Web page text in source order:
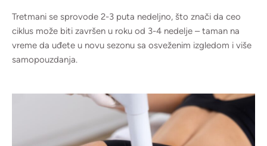
Tretmani se sprovode 2-3 puta nedeljno, što znači da ceo
ciklus može biti završen u roku od 3-4 nedelje – taman na
vreme da uđete u novu sezonu sa osveženim izgledom i više
samopouzdanja.